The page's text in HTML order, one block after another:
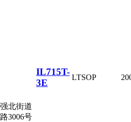
北街道
3006号
IL715T-
3E
LTSOP